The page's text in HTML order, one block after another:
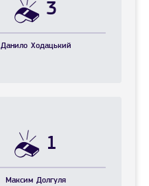
3
Данило Ходацький
1
Максим Долгуля